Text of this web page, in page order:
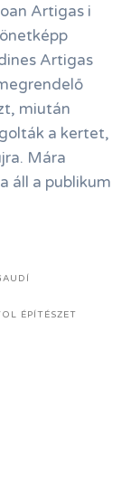
Artigas i
Artigas
miután
a kertet,
Mára
áll a publikum
ÉPÍTÉSZET